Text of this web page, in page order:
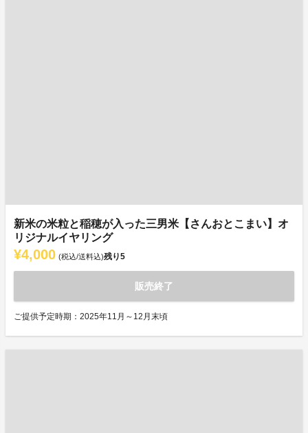
新米の米粒と稲穂が入った三男米【さんおとこまい】オ
リジナルイヤリング
¥4,000 (税込/送料込)残り5
販売終了
ご提供予定時期：2025年11月～12月末頃